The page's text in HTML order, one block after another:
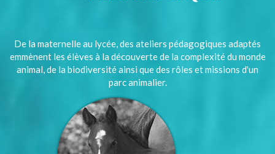
De la maternelle au lycée, des ateliers pédagogiques adaptés
emmènent les élèves à la découverte de la complexité du monde
animal, de la biodiversité ainsi que des rôles et missions d'un
parc animalier.